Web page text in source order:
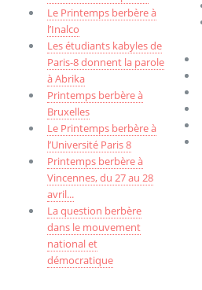
Le Printemps berbère à
l’Inalco
Les étudiants kabyles de
Paris-8 donnent la parole
à Abrika
Printemps berbère à
Bruxelles
Le Printemps berbère à
l’Université Paris 8
Printemps berbère à
Vincennes, du 27 au 28
avril...
La question berbère
dans le mouvement
national et
démocratique